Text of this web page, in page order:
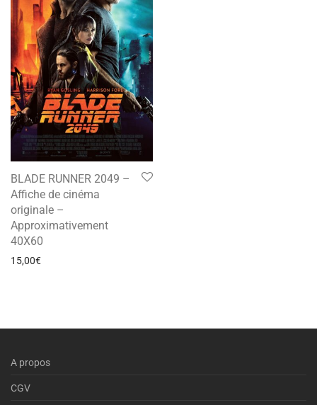
BLADE RUNNER 2049 –
Affiche de cinéma
originale –
Approximativement
40X60
15,00€
A propos
CGV